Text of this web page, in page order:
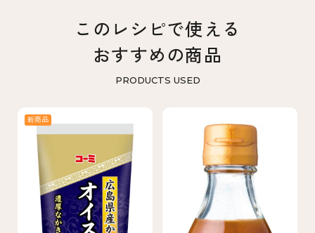
このレシピで使える
おすすめの商品
PRODUCTS USED
新商品